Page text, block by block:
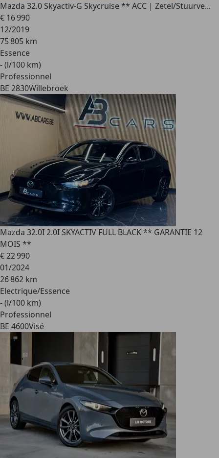
Mazda 32.0 Skyactiv-G Skycruise ** ACC | Zetel/Stuurve...
€ 16 990
12/2019
75 805 km
Essence
- (l/100 km)
Professionnel
BE 2830Willebroek
Mazda 32.0I 2.0I SKYACTIV FULL BLACK ** GARANTIE 12
MOIS **
€ 22 990
01/2024
26 862 km
Electrique/Essence
- (l/100 km)
Professionnel
BE 4600Visé